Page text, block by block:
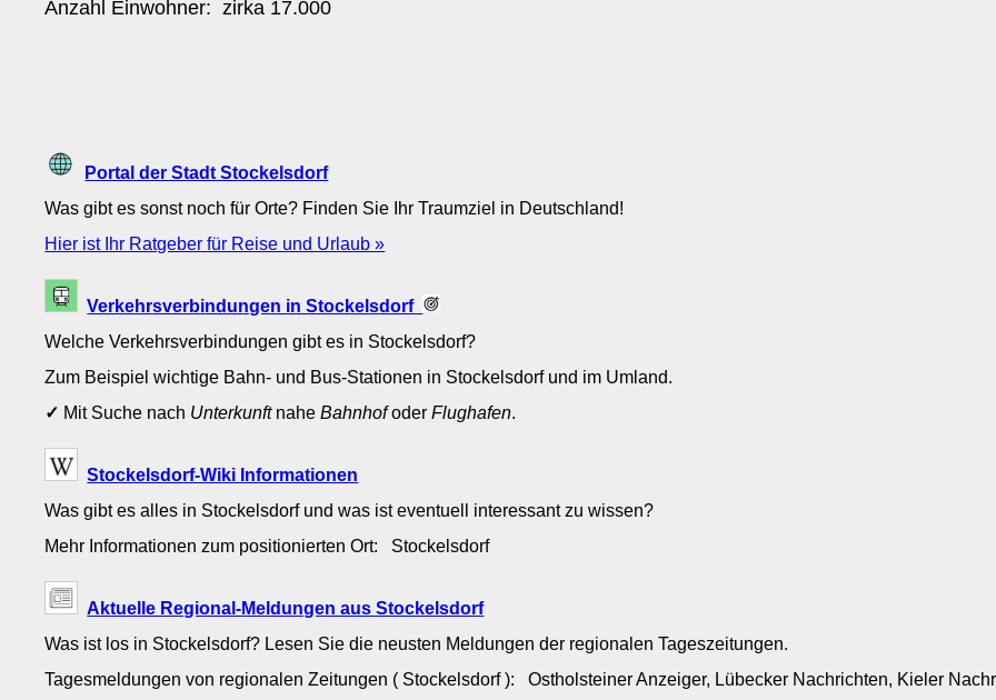
Anzahl Einwohner: zirka 17.000
Portal der Stadt Stockelsdorf
Was gibt es sonst noch für Orte? Finden Sie Ihr Traumziel in Deutschland!
Hier ist Ihr Ratgeber für Reise und Urlaub »
Verkehrsverbindungen in Stockelsdorf
Welche Verkehrsverbindungen gibt es in Stockelsdorf?
Zum Beispiel wichtige Bahn- und Bus-Stationen in Stockelsdorf und im Umland.
✓ Mit Suche nach UnterkunftnaheBahnhofoderFlughafen.
Stockelsdorf-Wiki Informationen
Was gibt es alles in Stockelsdorf und was ist eventuell interessant zu wissen?
Mehr Informationen zum positionierten Ort: Stockelsdorf
Aktuelle Regional-Meldungen aus Stockelsdorf
Was ist los in Stockelsdorf? Lesen Sie die neusten Meldungen der regionalen Tageszeitungen.
Tagesmeldungen von regionalen Zeitungen ( Stockelsdorf ): Ostholsteiner Anzeiger, Lübecker Nachrichten, Kieler